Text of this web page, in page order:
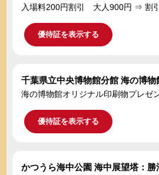
入場料200円割引 大人900円 ⇒ 割
優待証を表示する
千葉県立中央博物館分館 海の博物
海の博物館オリジナル印刷物プレゼ
優待証を表示する
かつうら海中公園 海中展望塔：勝